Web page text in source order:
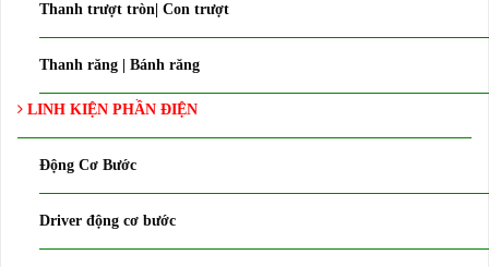
Thanh trượt tròn| Con trượt
Thanh răng | Bánh răng
LINH KIỆN PHẦN ĐIỆN
Động Cơ Bước
Driver động cơ bước